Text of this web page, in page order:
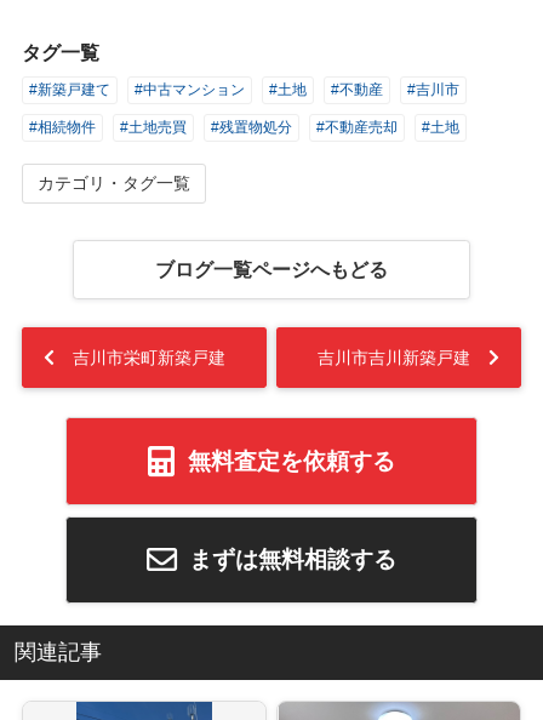
タグ一覧
#新築戸建て #中古マンション #土地 #不動産 #吉川市
#相続物件 #土地売買 #残置物処分 #不動産売却 #土地
カテゴリ・タグ一覧
ブログ一覧ページへもどる
吉川市栄町新築戸建 吉川市吉川新築戸建
無料査定を依頼する
まずは無料相談する
関連記事